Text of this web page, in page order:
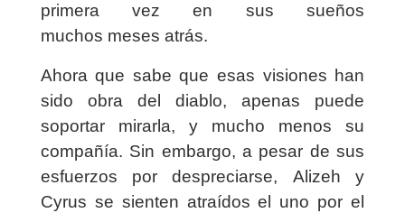
primera vez en sus sueños
muchos meses atrás.
Ahora que sabe que esas visiones han
sido obra del diablo, apenas puede
soportar mirarla, y mucho menos su
compañía. Sin embargo, a pesar de sus
esfuerzos por despreciarse, Alizeh y
Cyrus se sienten atraídos el uno por el